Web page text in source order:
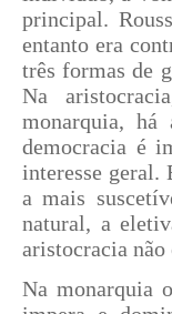
principal.
entanto era
três formas de
Na
monarquia, há
democracia é
interesse geral.
a mais
natural, a
aristocracia
Na monarquia